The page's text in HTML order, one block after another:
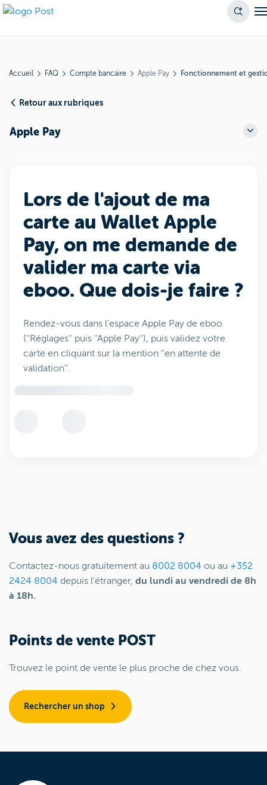
Accueil FAQ Compte bancaire Apple Pay Fonctionnement et
Retour aux rubriques
Apple Pay
Lors de l'ajout de ma
carte au Wallet Apple
Pay, on me demande de
valider ma carte via
eboo. Que dois-je faire ?
Rendez-vous dans l'espace Apple Pay de eboo
(''Réglages'' puis ''Apple Pay''), puis validez votre
carte en cliquant sur la mention ''en attente de
validation''.
Vous avez des questions ?
Contactez-nous gratuitement au 8002 8004 ou au +352
2424 8004 depuis l'étranger, du lundi au vendredi de 8h
à 18h.
Points de vente POST
Trouvez le point de vente le plus proche de chez vous.
Rechercher un shop